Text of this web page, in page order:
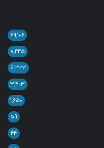
۶۹,۱۰۶
۸,۴۴۵
۶,۳۳۳
۳,۴۰۳
۱,۶۵۰
۵۹
۴۴